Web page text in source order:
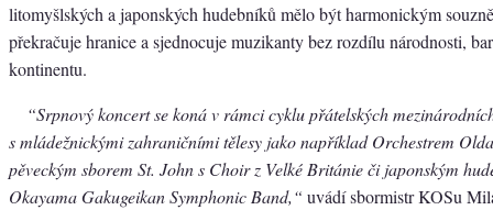
litomyšlských a japonských hudebníků mělo být harmonickým
překračuje hranice a sjednocuje muzikanty bez rozdílu národnosti,
kontinentu.
“Srpnový koncert se koná v rámci cyklu přátelských
s mládežnickými zahraničními tělesy jako například Orchestrem
pěveckým sborem St. John s Choir z Velké Británie či japonským
Okayama Gakugeikan Symphonic Band,“ uvádí sbormistr KOSu